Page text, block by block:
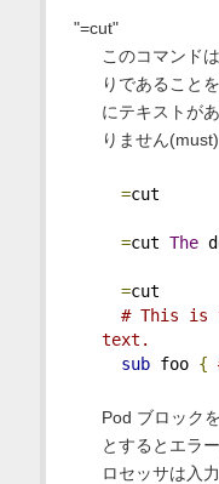
"=cut"
このコマンド
りであること
にテキストが
りません
=cut
=cut The
=cut
# This is
text.
sub foo {
Pod ブロック
とするとエラ
ロセッサは入